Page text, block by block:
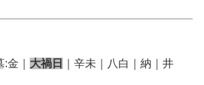
:金｜ 大禍日 ｜辛未｜八白｜納｜井